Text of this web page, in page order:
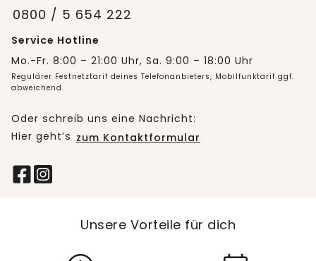
0800 / 5 654 222
Service Hotline
Mo.-Fr. 8:00 – 21:00 Uhr, Sa. 9:00 – 18:00 Uhr
Regulärer Festnetztarif deines Telefonanbieters, Mobilfunktarif ggf.
abweichend.
Oder schreib uns eine Nachricht:
Hier geht’s zum Kontaktformular
Unsere Vorteile für dich